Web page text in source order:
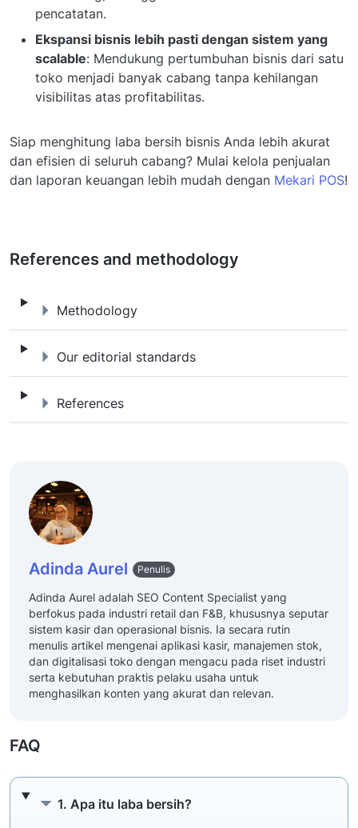
pencatatan.
Ekspansi bisnis lebih pasti dengan sistem yang
scalable: Mendukung pertumbuhan bisnis dari satu
toko menjadi banyak cabang tanpa kehilangan
visibilitas atas profitabilitas.
Siap menghitung laba bersih bisnis Anda lebih akurat
dan efisien di seluruh cabang? Mulai kelola penjualan
dan laporan keuangan lebih mudah dengan Mekari POS!
References and methodology
Methodology
Methodology
Our editorial standards
Our editorial standards
References
References
Adinda Aurel Penulis
Adinda Aurel adalah SEO Content Specialist yang
berfokus pada industri retail dan F&B, khususnya seputar
sistem kasir dan operasional bisnis. Ia secara rutin
menulis artikel mengenai aplikasi kasir, manajemen stok,
dan digitalisasi toko dengan mengacu pada riset industri
serta kebutuhan praktis pelaku usaha untuk
menghasilkan konten yang akurat dan relevan.
FAQ
1. Apa itu laba bersih?
1. Apa itu laba bersih?